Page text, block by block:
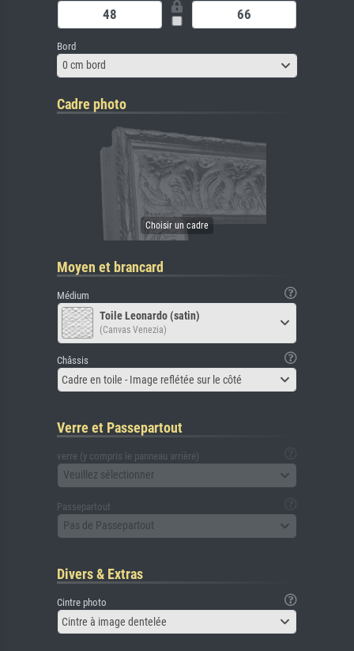
Bord
0 cm bord
Cadre photo
Moyen et brancard
Médium
Toile Leonardo (satin)
(Canvas Venezia)
Châssis
Cadre en toile - Image reflétée sur le côté
Verre et Passepartout
verre (y compris le panneau arrière)
Veuillez sélectionner
Passepartout
Pas de Passepartout
Divers & Extras
Cintre photo
Cintre à image dentelée